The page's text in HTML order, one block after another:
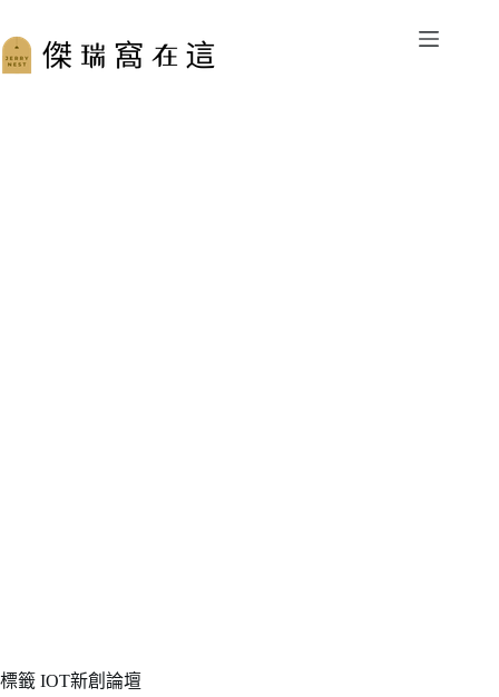
至
主
標籤 IOT新創論壇